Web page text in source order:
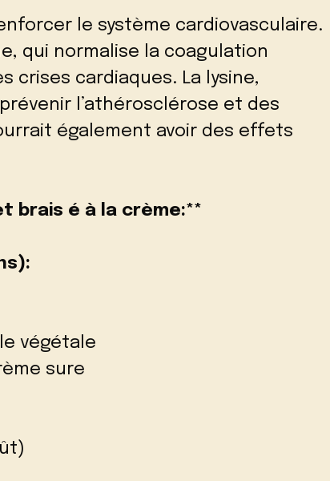
le système cardiovasculaire.
qui normalise la coagulation
crises cardiaques. La lysine,
l’athérosclérose et des
également avoir des effets
brais é à la crème:**
végétale
sure